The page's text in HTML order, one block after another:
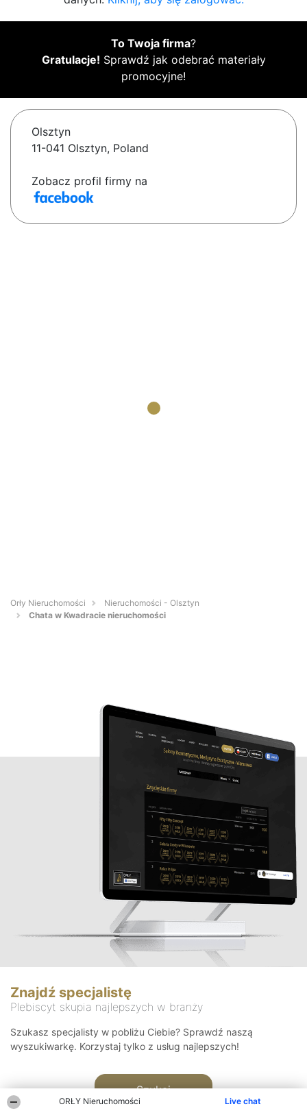
ORŁY Nieruchomości Live chat
To Twoja firma?
Gratulacje! Sprawdź jak odebrać materiały
promocyjne!
Olsztyn
11-041 Olsztyn, Poland
Zobacz profil firmy na
Orły Nieruchomości
Nieruchomości - Olsztyn
Chata w Kwadracie nieruchomości
Znajdź specjalistę
Plebiscyt skupia najlepszych w branży
Szukasz specjalisty w pobliżu Ciebie? Sprawdź naszą
wyszukiwarkę. Korzystaj tylko z usług najlepszych!
Szukaj